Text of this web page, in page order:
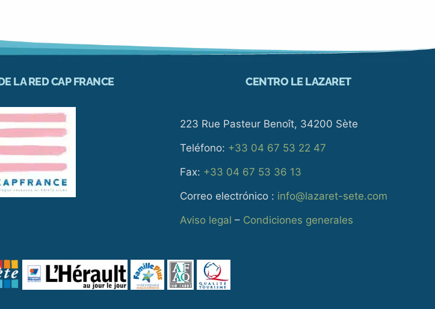
LA RED CAP FRANCE CENTRO LE LAZARET
223 Rue Pasteur Benoît, 34200 Sète
Teléfono: +33 04 67 53 22 47
Fax: +33 04 67 53 36 13
Correo electrónico : info@lazaret-sete.com
Aviso legal – Condiciones generales